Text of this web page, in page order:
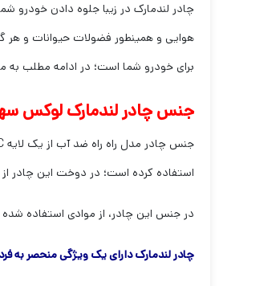
چادر لندمارک در زیبا جلوه دادن خودرو
هوایی و همینطور فضولات حیوانات و
برای خودرو شما است؛ در ادامه مطلب به
جنس چادر لندمارک لوکس
استفاده کرده است؛ در دوخت این چادر
در جنس این چادر، از موادی استفاده شده
چادر لندمارک دارای یک ویژگی منحصر به